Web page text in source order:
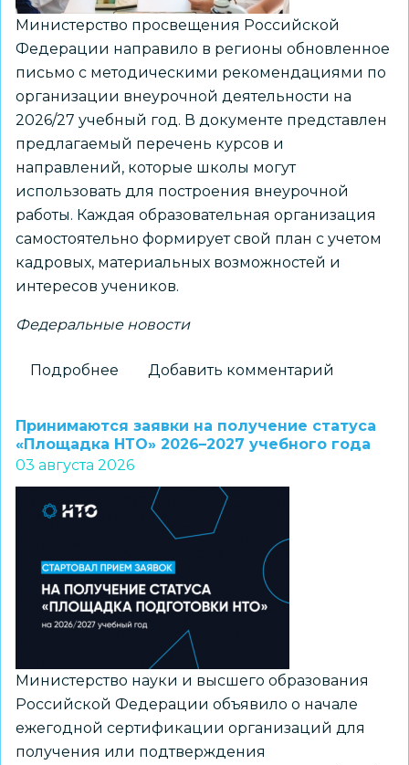
«ПРО
Большие
вызовы»
Министерство просвещения Российской
Федерации направило в регионы обновленное
письмо с методическими рекомендациями по
организации внеурочной деятельности на
2026/27 учебный год. В документе представлен
предлагаемый перечень курсов и
направлений, которые школы могут
использовать для построения внеурочной
работы. Каждая образовательная организация
самостоятельно формирует свой план с учетом
кадровых, материальных возможностей и
интересов учеников.
Федеральные новости
Подробнее
доступны
шаблоны
курсов
внеурочной
деятельности
из
рекомендуемого
перечня
Минпросвещения
России
Добавить комментарий
Принимаются заявки на получение статуса
«Площадка НТО» 2026–2027 учебного года
03 августа 2026
Министерство науки и высшего образования
Российской Федерации объявило о начале
ежегодной сертификации организаций для
получения или подтверждения